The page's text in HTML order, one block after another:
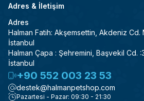
Adres & İletişim
Adres
Halman Fatih: Akşemsettin, Akdeniz
İstanbul
Halman Çapa : Şehremini, Başvekil Cd.
İstanbul
+90 552 003 23 53
destek@halmanpetshop.com
Pazartesi - Pazar: 09:30 - 21:30